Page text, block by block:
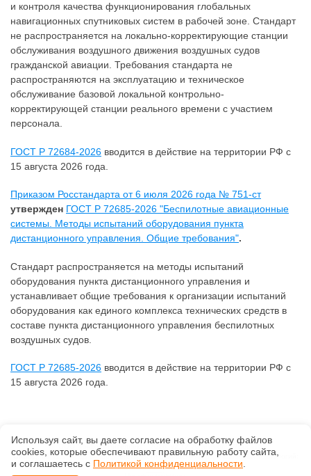
и контроля качества функционирования глобальных
навигационных спутниковых систем в рабочей зоне. Стандарт
не распространяется на локально-корректирующие станции
обслуживания воздушного движения воздушных судов
гражданской авиации. Требования стандарта не
распространяются на эксплуатацию и техническое
обслуживание базовой локальной контрольно-
корректирующей станции реального времени с участием
персонала.
ГОСТ Р 72684-2026 вводится в действие на территории РФ с
15 августа 2026 года.
Приказом Росстандарта от 6 июля 2026 года № 751-ст
утвержден ГОСТ Р 72685-2026 "Беспилотные авиационные
системы. Методы испытаний оборудования пункта
дистанционного управления. Общие требования".
Стандарт распространяется на методы испытаний
оборудования пункта дистанционного управления и
устанавливает общие требования к организации испытаний
оборудования как единого комплекса технических средств в
составе пункта дистанционного управления беспилотных
воздушных судов.
ГОСТ Р 72685-2026 вводится в действие на территории РФ с
15 августа 2026 года.
© ООО "ИнформИнтеллект"
, 2026, v2.12.20 revision: 67b0ca1b
ОКВЭД: 63.11.1, Коды видов деятельности в области информационных технологий:
1.01, 3.01
Используя сайт, вы даете согласие на обработку файлов
сооkiеs, которые обеспечивают правильную работу сайта,
и соглашаетесь с Политикой конфиденциальности